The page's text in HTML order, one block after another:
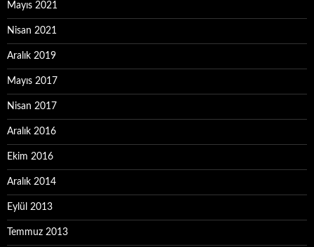
Mayıs 2021
Nisan 2021
Aralık 2019
Mayıs 2017
Nisan 2017
Aralık 2016
Ekim 2016
Aralık 2014
Eylül 2013
Temmuz 2013